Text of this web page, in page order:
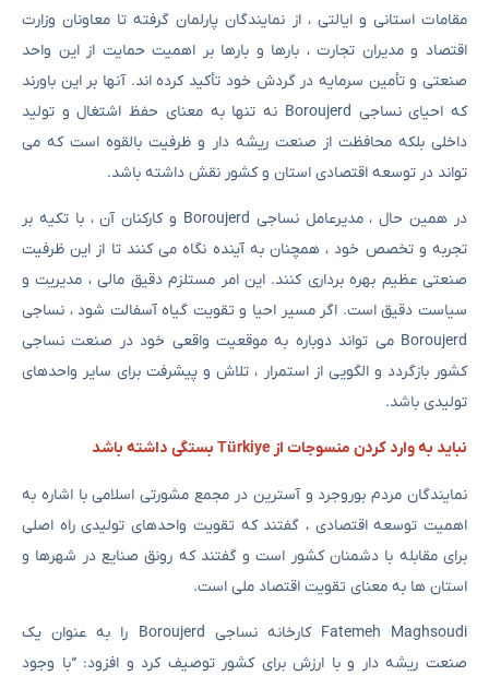
مقامات استانی و ایالتی ، از نمایندگان پارلمان گرفته تا معاونان وزارت
اقتصاد و مدیران تجارت ، بارها و بارها بر اهمیت حمایت از این واحد
صنعتی و تأمین سرمایه در گردش خود تأکید کرده اند. آنها بر این باورند
که احیای نساجی Boroujerd نه تنها به معنای حفظ اشتغال و تولید
داخلی بلکه محافظت از صنعت ریشه دار و ظرفیت بالقوه است که می
تواند در توسعه اقتصادی استان و کشور نقش داشته باشد.
در همین حال ، مدیرعامل نساجی Boroujerd و کارکنان آن ، با تکیه بر
تجربه و تخصص خود ، همچنان به آینده نگاه می کنند تا از این ظرفیت
صنعتی عظیم بهره برداری کنند. این امر مستلزم دقیق مالی ، مدیریت و
سیاست دقیق است. اگر مسیر احیا و تقویت گیاه آسفالت شود ، نساجی
Boroujerd می تواند دوباره به موقعیت واقعی خود در صنعت نساجی
کشور بازگردد و الگویی از استمرار ، تلاش و پیشرفت برای سایر واحدهای
تولیدی باشد.
نباید به وارد کردن منسوجات از Türkiye بستگی داشته باشد
نمایندگان مردم بوروجرد و آسترین در مجمع مشورتی اسلامی با اشاره به
اهمیت توسعه اقتصادی ، گفتند که تقویت واحدهای تولیدی راه اصلی
برای مقابله با دشمنان کشور است و گفتند که رونق صنایع در شهرها و
استان ها به معنای تقویت اقتصاد ملی است.
Fatemeh Maghsoudi کارخانه نساجی Boroujerd را به عنوان یک
صنعت ریشه دار و با ارزش برای کشور توصیف کرد و افزود: “با وجود